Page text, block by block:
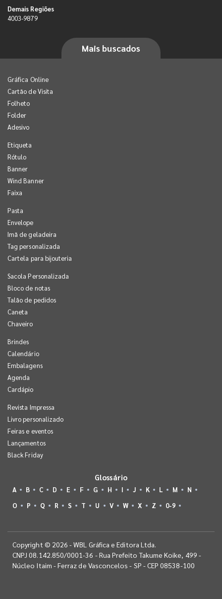
Demais Regiões
4003-9879
Mais buscados
Gráfica Online
Cartão de Visita
Folheto
Folder
Adesivo
Etiqueta
Rótulo
Banner
Wind Banner
Faixa
Pasta
Envelope
Imã de geladeira
Tag personalizada
Cartela para bijouteria
Sacola Personalizada
Bloco de notas
Talão de pedidos
Caneta
Chaveiro
Brindes
Calendário
Embalagens
Agenda
Cardápio
Revista Impressa
Livro personalizado
Feiras e eventos
Lançamentos
Black Friday
Glossário
A B C D E F G H I J K L M
N
O
P Q R S T U V W X Z 0-9
Copyright © 2026 - WBL Gráfica e Editora Ltda.
CNPJ 08.142.850/0001-36 - Rua Prefeito Takume Koike, 499 -
Núcleo Itaim - Ferraz de Vasconcelos - SP - CEP 08538-100